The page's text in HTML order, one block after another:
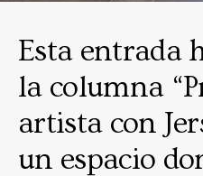
Esta entrada
la columna
artista con
un espacio